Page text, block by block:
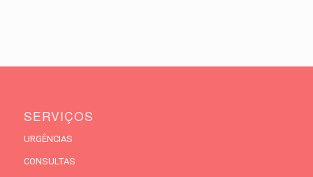
SERVIÇOS
URGÊNCIAS
CONSULTAS